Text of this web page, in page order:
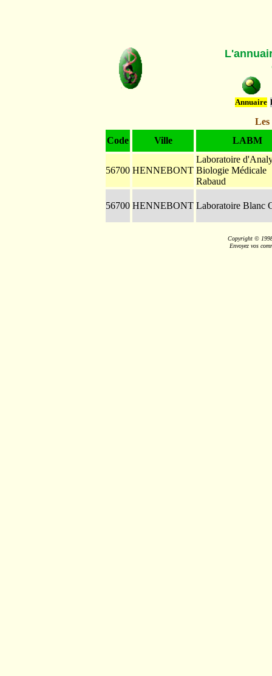
Annuaire
Code
Ville LABM
56700 HENNEBONT
Laboratoire
Biologie Médicale
Rabaud
56700 HENNEBONT Laboratoire Blanc
Copyright ©
Envoyez vos